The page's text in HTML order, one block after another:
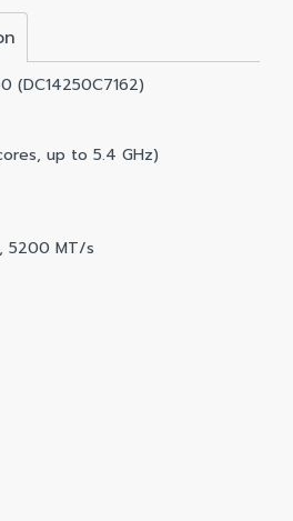
(DC14250C7162)
up to 5.4 GHz)
5200 MT/s